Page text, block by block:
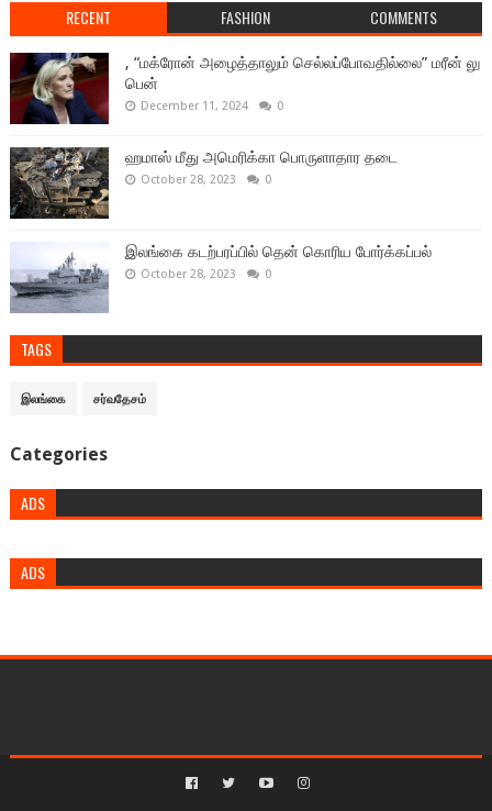
RECENT FASHION COMMENTS
, “மக்ரோன் அழைத்தாலும் செல்லப்போவதில்லை” மரீன் லு
பென்
December 11, 2024 0
ஹமாஸ் மீது அமெரிக்கா பொருளாதார தடை
October 28, 2023 0
இலங்கை கடற்பரப்பில் தென் கொரிய போர்க்கப்பல்
October 28, 2023 0
TAGS
இலங்கை சர்வதேசம்
Categories
ADS
ADS